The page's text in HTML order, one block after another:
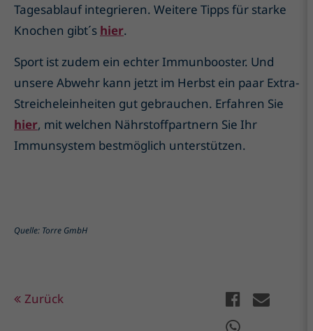
Tagesablauf integrieren. Weitere Tipps für starke
Knochen gibt´s hier.
Sport ist zudem ein echter Immunbooster. Und
unsere Abwehr kann jetzt im Herbst ein paar Extra-
Streicheleinheiten gut gebrauchen. Erfahren Sie
hier, mit welchen Nährstoffpartnern Sie Ihr
Immunsystem bestmöglich unterstützen.
Quelle: Torre GmbH
Zurück